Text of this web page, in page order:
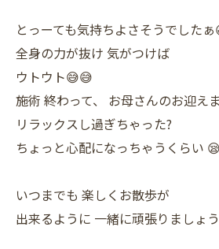
とっーても気持ちよさそうでした
全身の力が抜け 気がつけば
ウトウト😅😅
施術 終わって、 お母さんのお迎え
リラックスし過ぎちゃった?
ちょっと心配になっちゃうくらい
いつまでも 楽しくお散歩が
出来るように 一緒に頑張りまし